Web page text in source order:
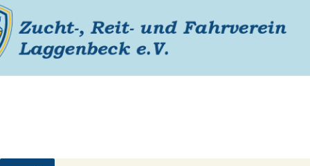
Zum
Inhalt
springenReiterverein Laggenbeck